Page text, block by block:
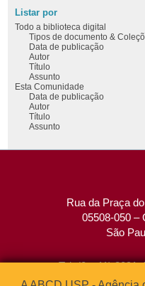
Listar por
Todo a biblioteca digital
Tipos de documento &
Data de publicação
Autor
Título
Assunto
Esta Comunidade
Data de publicação
Autor
Título
Assunto
Rua da Praça
05508-050 –
São
Tel: (0xx11)
Fax: